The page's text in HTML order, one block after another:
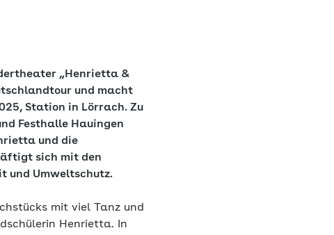
„Henrietta &
und macht
Station in Lörrach. Zu
Festhalle Hauingen
und die
sich mit den
und Umweltschutz.
mit viel Tanz und
Henrietta. In